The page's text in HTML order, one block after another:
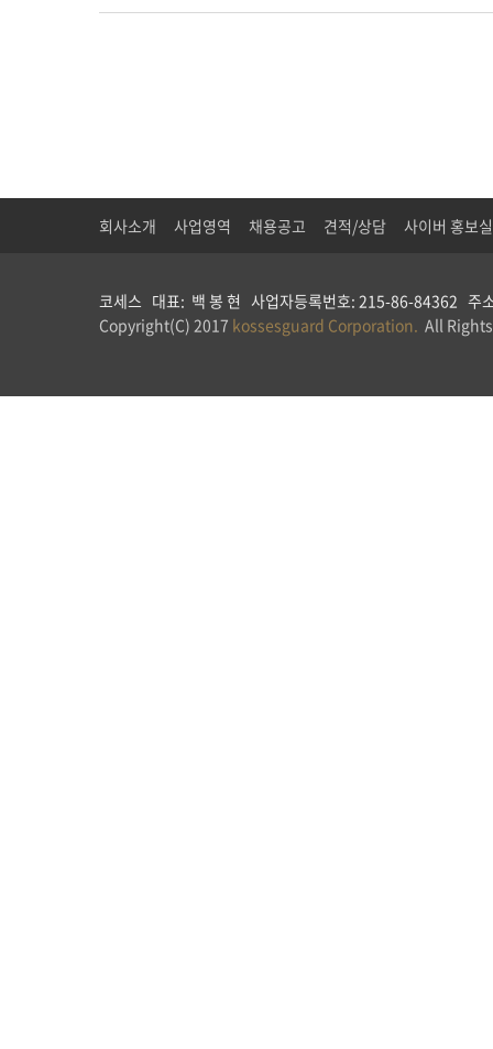
회사소개 사업영역 채용공고 견적/상담 사이버 홍보실
코세스 대표: 백 봉 현 사업자등록번호: 215-86-84362 주
Copyright(C) 2017 kossesguard Corporation. All